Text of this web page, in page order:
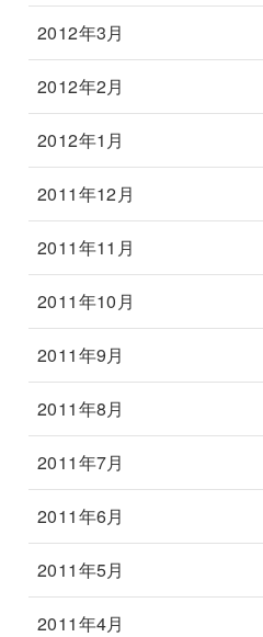
2012年3月
2012年2月
2012年1月
2011年12月
2011年11月
2011年10月
2011年9月
2011年8月
2011年7月
2011年6月
2011年5月
2011年4月